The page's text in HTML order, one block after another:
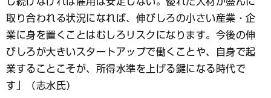
取り合われる状況になれば、伸びしろの小さい産業・企
業に身を置くことはむしろリスクになります。今後の伸
びしろが大きいスタートアップで働くことや、自身で起
業することこそが、所得水準を上げる鍵になる時代で
す」（志水氏）